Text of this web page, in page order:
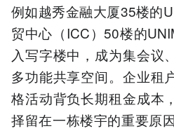
例如越秀金融大厦35楼的
贸中心（ICC）50楼的
入写字楼中，成为集会议
多功能共享空间。企业租
格活动背负长期租金成本
择留在一栋楼宇的重要原